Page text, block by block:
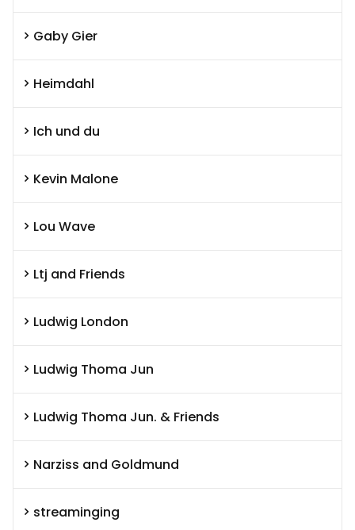
Gaby Gier
Heimdahl
Ich und du
Kevin Malone
Lou Wave
Ltj and Friends
Ludwig London
Ludwig Thoma Jun
Ludwig Thoma Jun. & Friends
Narziss and Goldmund
streaminging